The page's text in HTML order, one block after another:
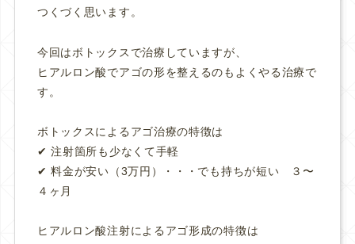
つくづく思います。
今回はボトックスで治療していますが、
ヒアルロン酸でアゴの形を整えるのもよくやる治療で
す。
ボトックスによるアゴ治療の特徴は
✔︎ 注射箇所も少なくて手軽
✔︎ 料金が安い（3万円）・・・でも持ちが短い ３〜
４ヶ月
ヒアルロン酸注射によるアゴ形成の特徴は